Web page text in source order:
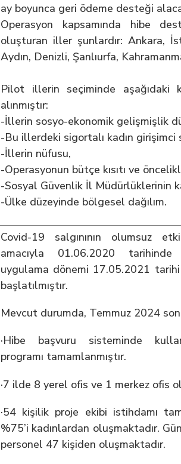
ay boyunca geri ödeme desteği
Operasyon kapsamında hibe
oluşturan iller şunlardır: Ankara,
Aydın, Denizli, Şanlıurfa,
Pilot illerin seçiminde aşağıdaki
alınmıştır:
-İllerin sosyo-ekonomik gelişmişlik
-Bu illerdeki sigortalı kadın girişimci
-İllerin nüfusu,
-Operasyonun bütçe kısıtı ve
-Sosyal Güvenlik İl Müdürlüklerinin
-Ülke düzeyinde bölgesel dağılım.
Covid-19 salgınının olumsuz
amacıyla 01.06.2020 tarihinde
uygulama dönemi 17.05.2021
başlatılmıştır.
Mevcut durumda, Temmuz 2024
·Hibe başvuru sisteminde
programı tamamlanmıştır.
·7 ilde 8 yerel ofis ve 1 merkez ofis
·54 kişilik proje ekibi istihdamı
%75’i kadınlardan oluşmaktadır.
personel 47 kişiden oluşmaktadır.